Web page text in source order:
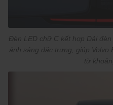
Đèn LED chữ C kết hợp Dải
ánh sáng đặc trưng, giúp Volvo
từ